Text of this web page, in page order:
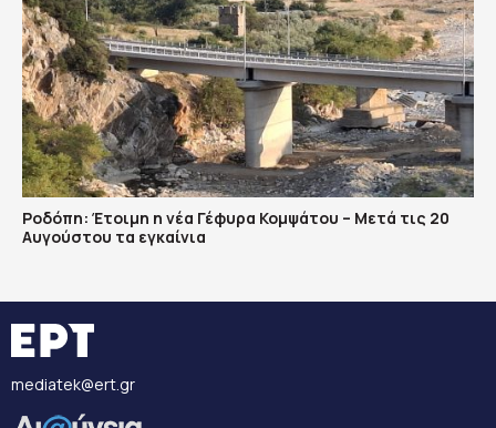
Ροδόπη: Έτοιμη η νέα Γέφυρα Κομψάτου – Μετά τις 20
Αυγούστου τα εγκαίνια
mediatek@ert.gr